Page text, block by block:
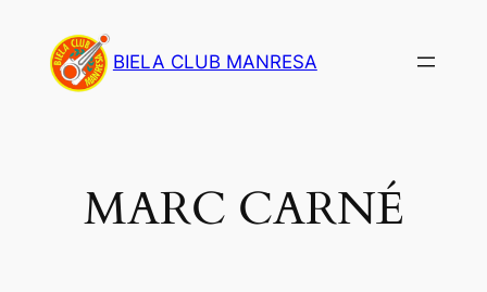
contenido
BIELA CLUB MANRESA
MARC CARNÉ